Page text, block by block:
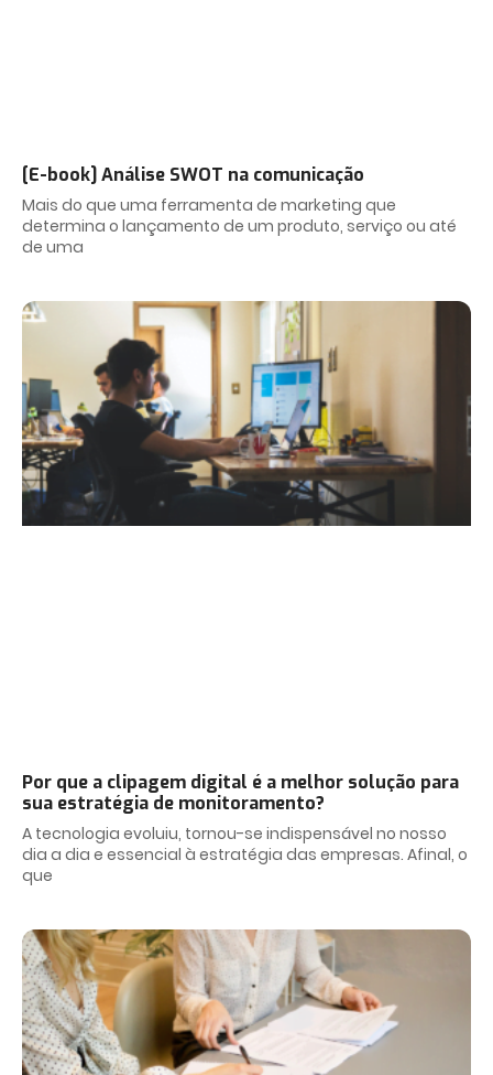
[E-book] Análise SWOT na comunicação
Mais do que uma ferramenta de marketing que
determina o lançamento de um produto, serviço ou até
de uma
Por que a clipagem digital é a melhor solução para
sua estratégia de monitoramento?
A tecnologia evoluiu, tornou-se indispensável no nosso
dia a dia e essencial à estratégia das empresas. Afinal, o
que